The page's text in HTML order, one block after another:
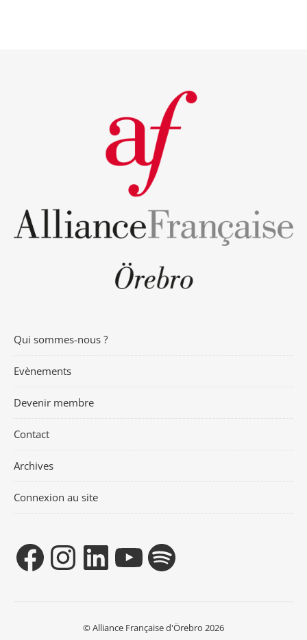
Qui sommes-nous ?
Evènements
Devenir membre
Contact
Archives
Connexion au site
© Alliance Française d'Örebro 2026